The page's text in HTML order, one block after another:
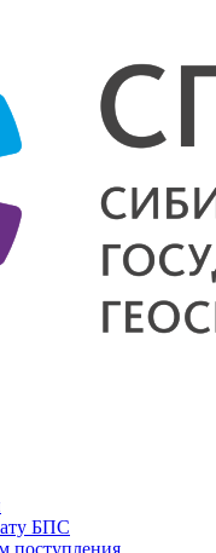
БПС
поступления